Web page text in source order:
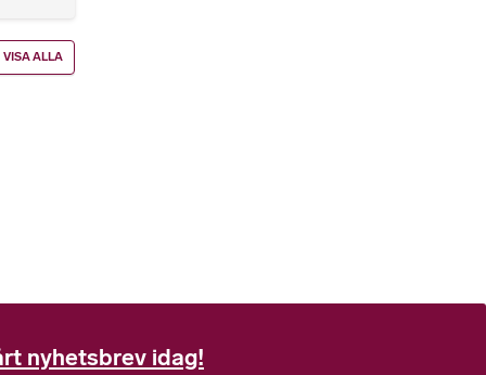
VISA ALLA
nyhetsbrev idag!